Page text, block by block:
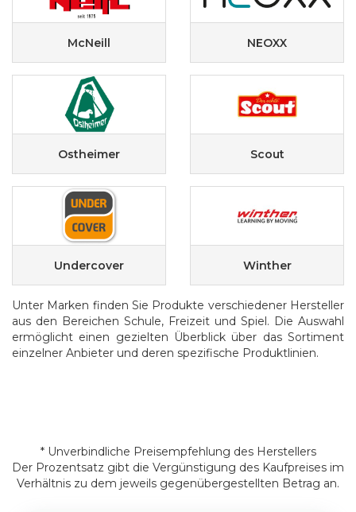
McNeill NEOXX
Ostheimer Scout
Undercover Winther
Unter Marken finden Sie Produkte verschiedener Hersteller
aus den Bereichen Schule, Freizeit und Spiel. Die Auswahl
ermöglicht einen gezielten Überblick über das Sortiment
einzelner Anbieter und deren spezifische Produktlinien.
* Unverbindliche Preisempfehlung des Herstellers
Der Prozentsatz gibt die Vergünstigung des Kaufpreises im
Verhältnis zu dem jeweils gegenübergestellten Betrag an.